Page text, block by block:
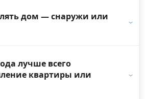
дом — снаружи или
лучше всего
квартиры или